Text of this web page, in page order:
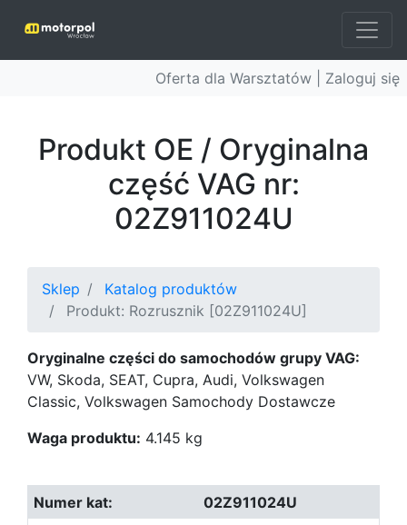
Oferta dla Warsztatów | Zaloguj się
Produkt OE / Oryginalna
część VAG nr:
02Z911024U
Sklep
Katalog produktów
Produkt: Rozrusznik [02Z911024U]
Oryginalne części do samochodów grupy VAG:
VW, Skoda, SEAT, Cupra, Audi, Volkswagen
Classic, Volkswagen Samochody Dostawcze
Waga produktu: 4.145 kg
02Z911024U